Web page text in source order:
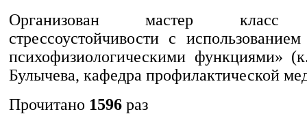
Организован мастер класс
стрессоустойчивости с
психофизиологическими функциями»
Булычева, кафедра профилактической
Прочитано 1596 раз